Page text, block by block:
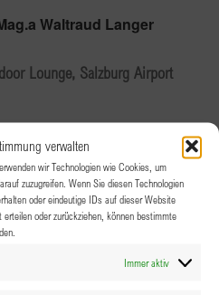
verwalten
wir Technologien wie Cookies, um
zuzugreifen. Wenn Sie diesen Technologien
oder eindeutige IDs auf dieser Website
oder zurückziehen, können bestimmte
Immer aktiv
Waltraud Langer
Lounge, Salzburg Airport